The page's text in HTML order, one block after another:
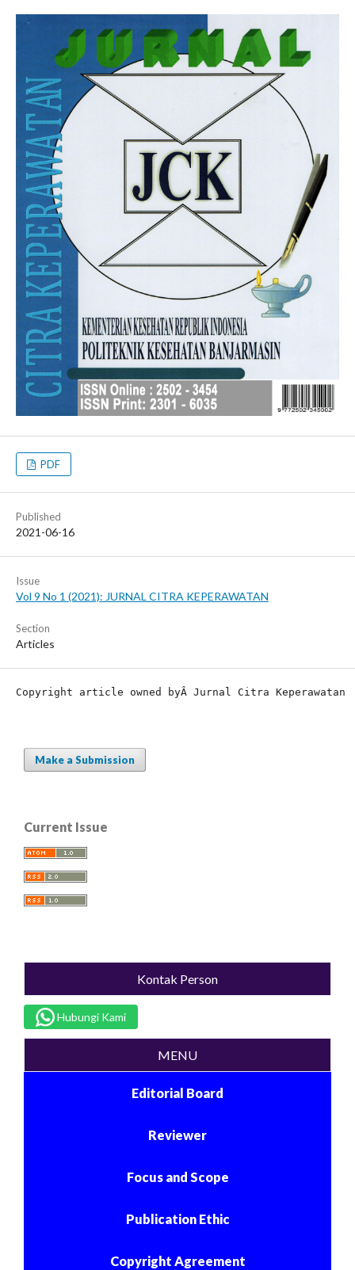
PDF
Published
2021-06-16
Issue
Vol 9 No 1 (2021): JURNAL CITRA KEPERAWATAN
Section
Articles
Copyright article owned byÂ Jurnal Citra Keperawatan
Make a Submission
Current Issue
Kontak Person
Hubungi Kami
MENU
Editorial Board
Reviewer
Focus and Scope
Publication Ethic
Copyright Agreement